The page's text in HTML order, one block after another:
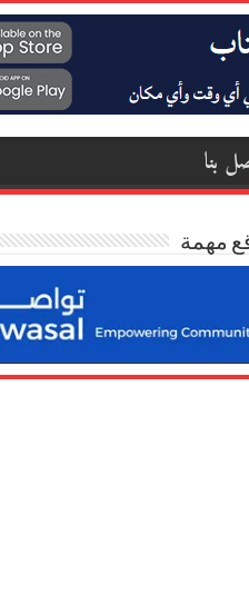
بنا
مهمة